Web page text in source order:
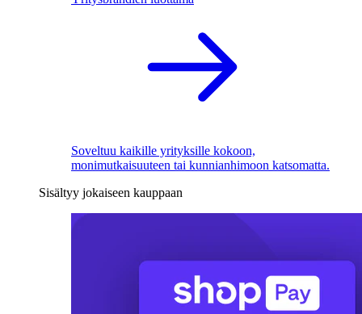
Soveltuu kaikille yrityksille kokoon,
monimutkaisuuteen tai kunnianhimoon katsomatta.
Sisältyy jokaiseen kauppaan